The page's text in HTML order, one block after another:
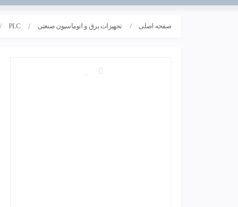
صفحه اصلی تجهیزات برق و اتوماسیون صنعتی PLC